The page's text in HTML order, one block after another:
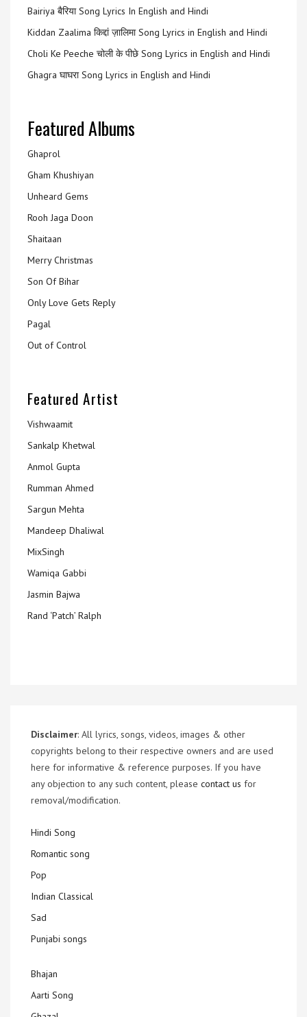
Bairiya बैरिया Song Lyrics In English and Hindi
Kiddan Zaalima किद्दां ज़ालिमा Song Lyrics in English and Hindi
Choli Ke Peeche चोली के पीछे Song Lyrics in English and Hindi
Ghagra घाघरा Song Lyrics in English and Hindi
Featured Albums
Ghaprol
Gham Khushiyan
Unheard Gems
Rooh Jaga Doon
Shaitaan
Merry Christmas
Son Of Bihar
Only Love Gets Reply
Pagal
Out of Control
Featured Artist
Vishwaamit
Sankalp Khetwal
Anmol Gupta
Rumman Ahmed
Sargun Mehta
Mandeep Dhaliwal
MixSingh
Wamiqa Gabbi
Jasmin Bajwa
Rand ‘Patch’ Ralph
Disclaimer: All lyrics, songs, videos, images & other
copyrights belong to their respective owners and are used
here for informative & reference purposes. If you have
any objection to any such content, please contact us for
removal/modification.
Hindi Song
Romantic song
Pop
Indian Classical
Sad
Punjabi songs
Bhajan
Aarti Song